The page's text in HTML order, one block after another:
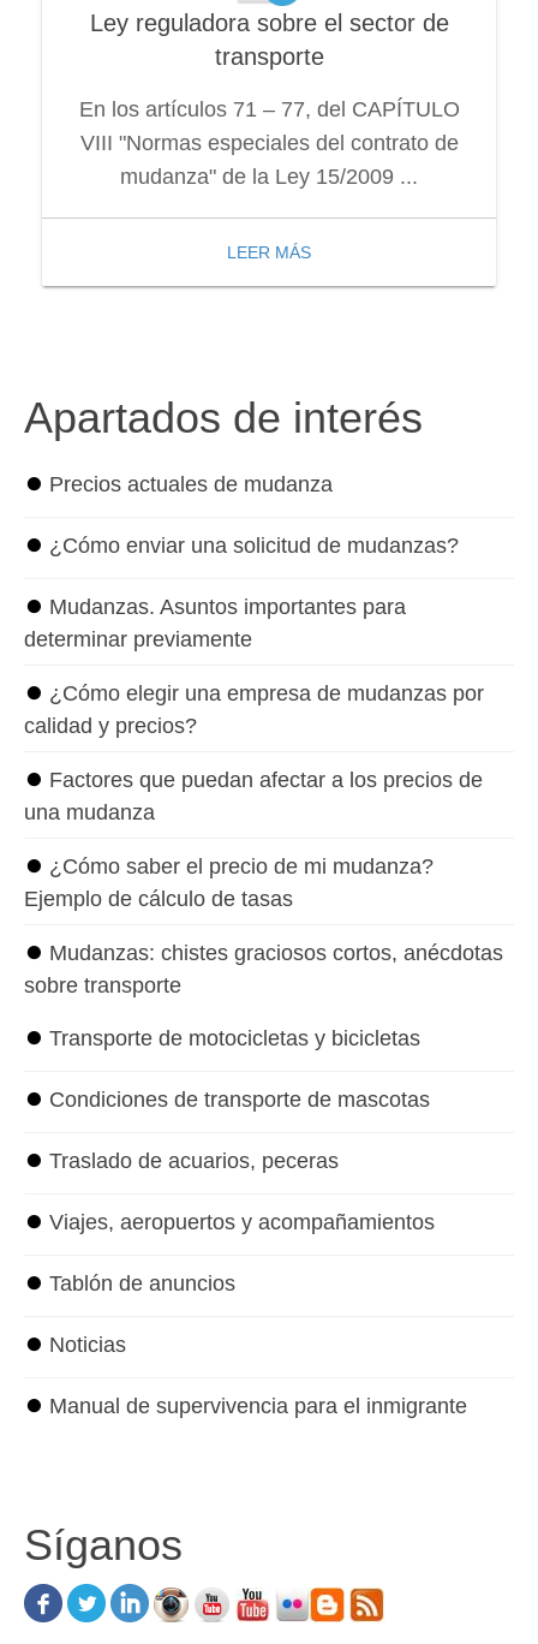
Ley reguladora sobre el sector de
transporte
En los artículos 71 – 77, del CAPÍTULO
VIII "Normas especiales del contrato de
mudanza" de la Ley 15/2009 ...
LEER MÁS
Apartados de interés
⏺ Precios actuales de mudanza
⏺ ¿Cómo enviar una solicitud de mudanzas?
⏺ Mudanzas. Asuntos importantes para
determinar previamente
⏺ ¿Cómo elegir una empresa de mudanzas por
calidad y precios?
⏺ Factores que puedan afectar a los precios de
una mudanza
⏺ ¿Cómo saber el precio de mi mudanza?
Ejemplo de cálculo de tasas
⏺ Mudanzas: chistes graciosos cortos, anécdotas
sobre transporte
⏺ Transporte de motocicletas y bicicletas
⏺ Condiciones de transporte de mascotas
⏺ Traslado de acuarios, peceras
⏺ Viajes, aeropuertos y acompañamientos
⏺ Tablón de anuncios
⏺ Noticias
⏺ Manual de supervivencia para el inmigrante
Síganos